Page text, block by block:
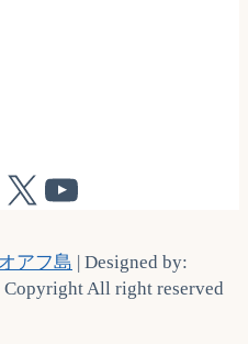
@cptbruce_hi
アフ島 | Designed by:
Copyright All right reserved